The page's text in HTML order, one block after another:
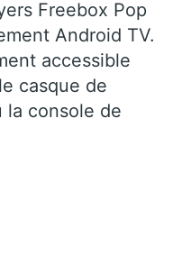
Freebox Pop
Android TV.
accessible
casque de
la console de